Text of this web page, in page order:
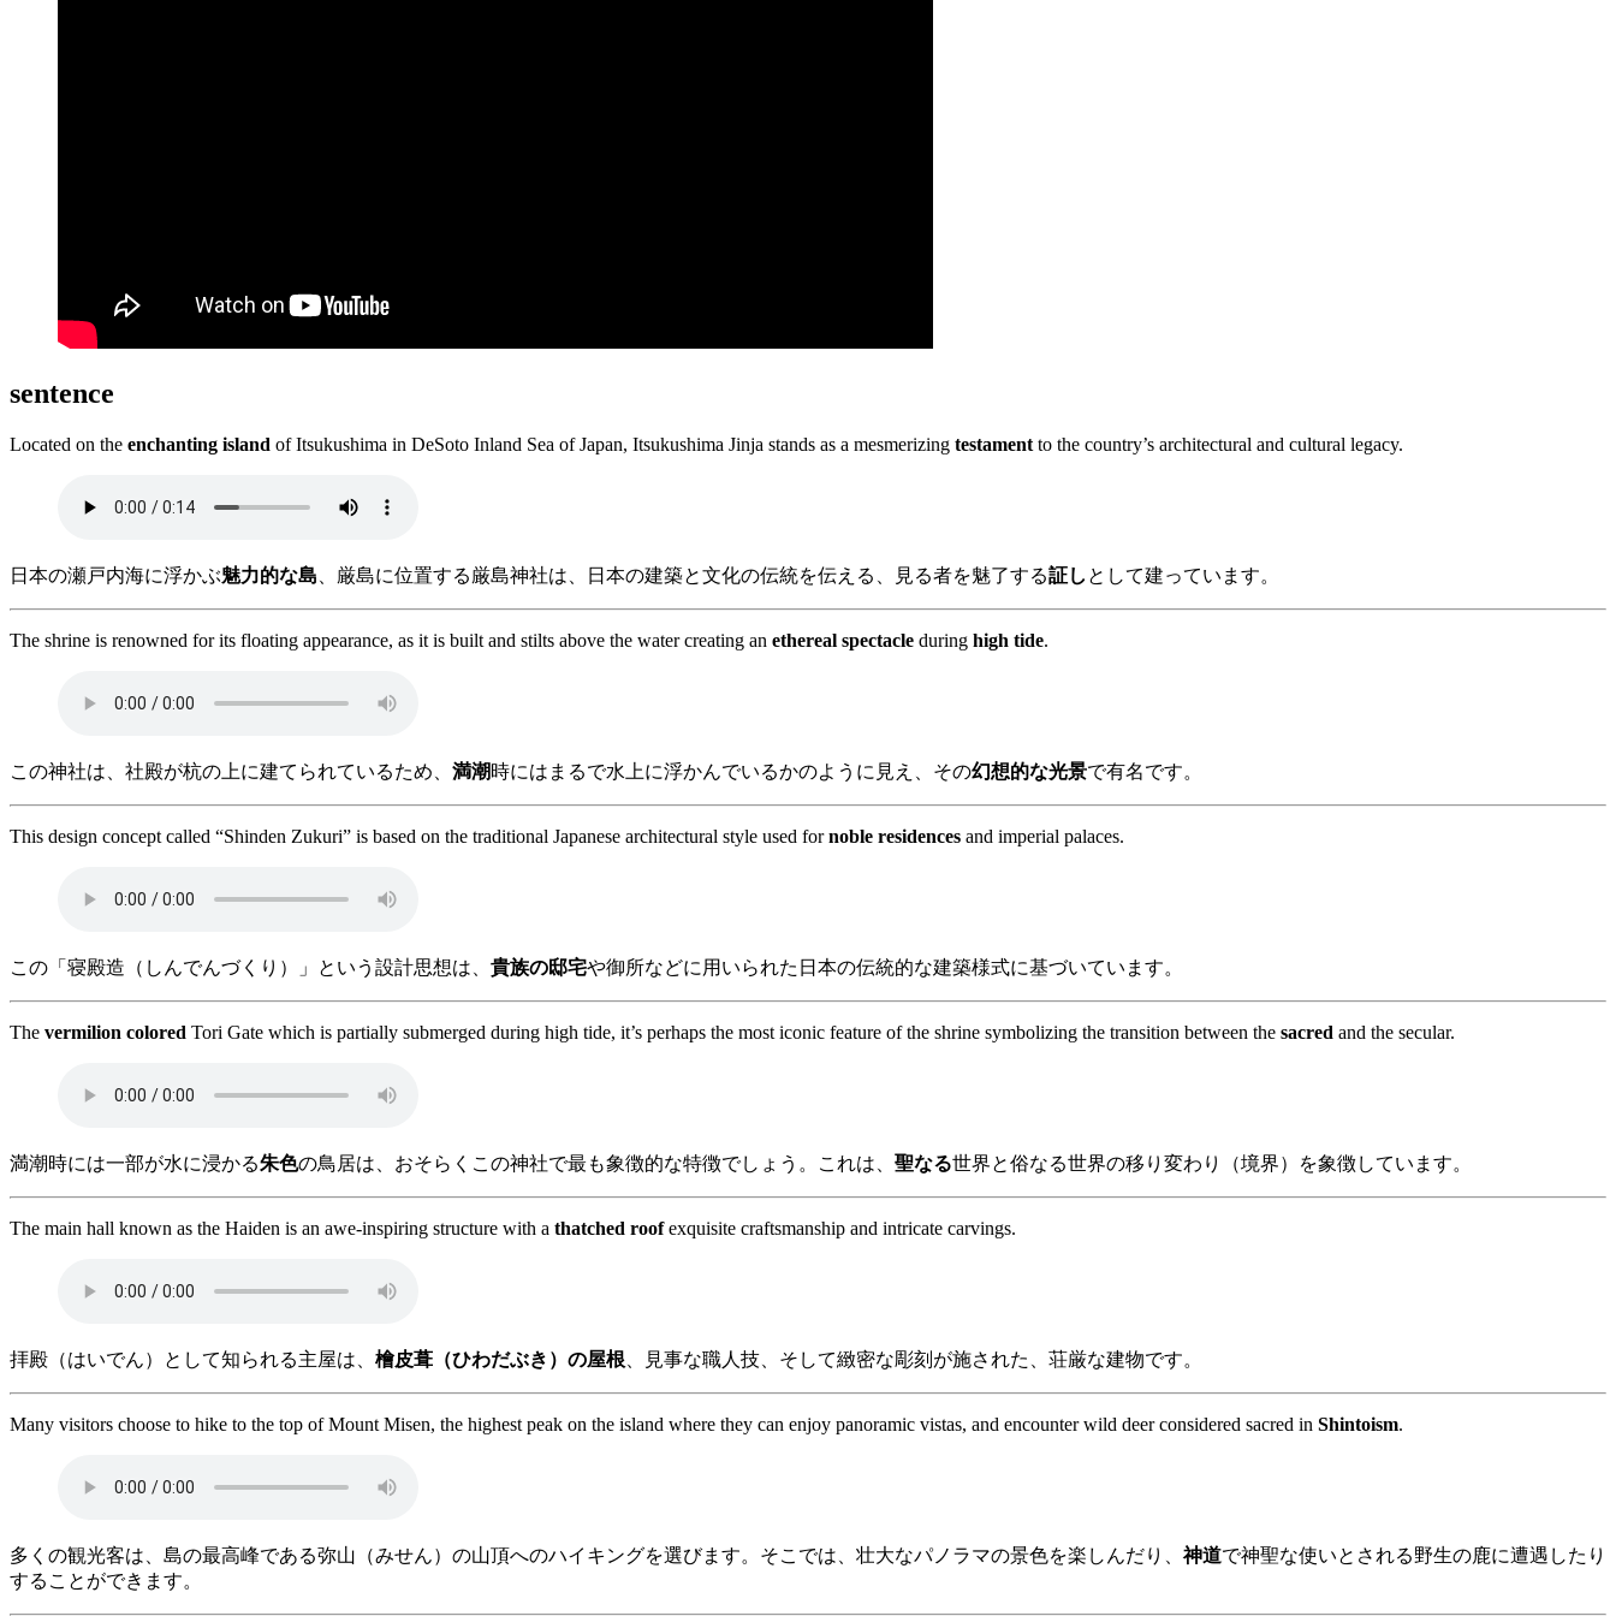
sentence
Located on the enchanting island of Itsukushima in DeSoto Inland Sea of Japan, Itsukushima Jinja stands as a mesmerizing testament to the country’s architectural and cultural legacy.
日本の瀬戸内海に浮かぶ魅力的な島 、厳島に位置する厳島神社は、日本の建築と文化の伝統を伝える、見る者を魅了する証し として建っています。
The shrine is renowned for its floating appearance, as it is built and stilts above the water creating an ethereal spectacle during high tide.
この神社は、社殿が杭の上に建てられているため、 満潮時にはまるで水上に浮かんでいるかのように見え、その幻想的な光景で有名です。
This design concept called “Shinden Zukuri” is based on the traditional Japanese architectural style used fornoble residences and imperial palaces.
この「寝殿造（しんでんづくり）」という設計思想は、 貴族の邸宅や御所などに用いられた日本の伝統的な建築様式に基づいています。
The vermilion colored Tori Gate which is partially submerged during high tide, it’s perhaps the most iconic feature of the shrine symbolizing the transition between the sacred and the secular.
満潮時には一部が水に浸かる朱色の鳥居は、おそらくこの神社で最も象徴的な特徴でしょう。これは、 聖なる世界と俗なる世界の移り変わり（境界）を象徴しています。
The main hall known as the Haiden is an awe-inspiring structure with a thatched roofexquisite craftsmanship and intricate carvings.
拝殿（はいでん）として知られる主屋は、 檜皮葺（ひわだぶき）の屋根 、見事な職人技、そして緻密な彫刻が施された、荘厳な建物です。
Many visitors choose to hike to the top of Mount Misen, the highest peak on the island where they can enjoy panoramic vistas, and encounter wild deer considered sacred in Shintoism.
多くの観光客は、島の最高峰である弥山（みせん）の山頂へのハイキングを選びます。そこでは、壮大なパノラマの景色を楽しんだり、神道で神聖な使いとされる野生の鹿に遭遇したり
することができます。